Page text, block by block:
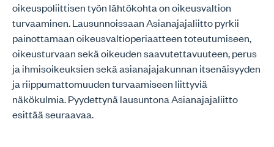
oikeuspoliittisen työn lähtökohta on oikeusvaltion
turvaaminen. Lausunnoissaan Asianajajaliitto pyrkii
painottamaan oikeusvaltioperiaatteen toteutumiseen,
oikeusturvaan sekä oikeuden saavutettavuuteen, perus
ja ihmisoikeuksien sekä asianajajakunnan itsenäisyyden
ja riippumattomuuden turvaamiseen liittyviä
näkökulmia. Pyydettynä lausuntona Asianajajaliitto
esittää seuraavaa.